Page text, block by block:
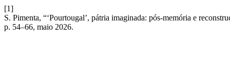
[1]
S. Pimenta, “‘Pourtougal’, pátria imaginada: pós-memória e
p. 54–66, maio 2026.